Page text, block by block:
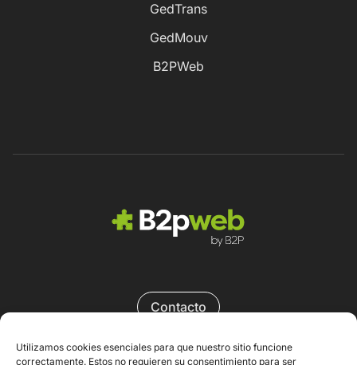
Utilizamos cookies esenciales para que nuestro sitio funcione
correctamente. Estos no requieren su consentimiento para ser
GedTrans
GedMouv
B2PWeb
Contacto